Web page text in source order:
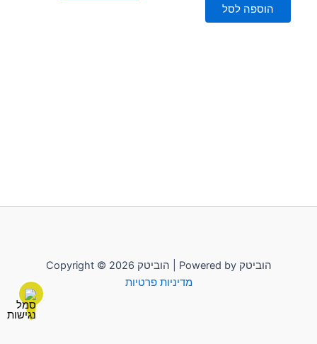
הוספה לסל
Copyright © 2026 הוביטק | Powered by הוביטק
מדיניות פרטיות